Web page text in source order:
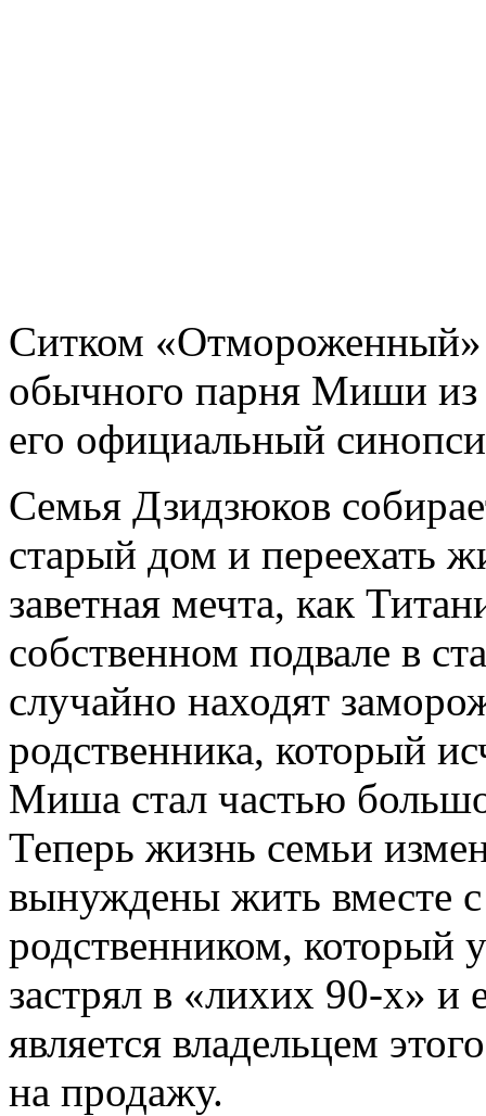
Ситком «Отмороженный»
обычного парня Миши
его официальный
Семья Дзидзюков
старый дом и переехать
заветная мечта, как
собственном подвале в
случайно находят
родственника, который
Миша стал частью
Теперь жизнь семьи
вынуждены жить вместе
родственником, который
застрял в «лихих 90-х»
является владельцем
на продажу.